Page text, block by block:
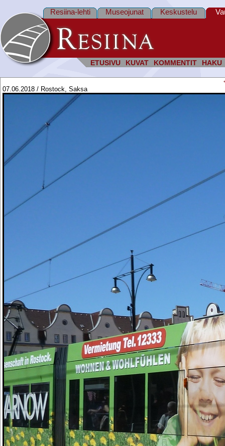
ETUSIVU KUVAT KOMMENTIT HAKU
Resiina-lehti Museojunat Keskustelu
07.06.2018 / Rostock, Saksa